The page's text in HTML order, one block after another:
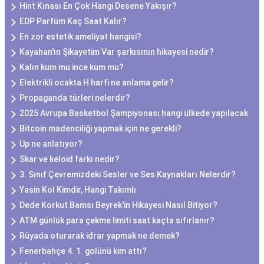
Hint Kınası En Çok Hangi Desene Yakışır?
EDP Parfüm Kaç Saat Kalır?
En zor estetik ameliyat hangisi?
Kayahan'ın Şikayetim Var şarkısının hikayesi nedir?
Kalın kum mu ince kum mu?
Elektrikli ocakta H harfi ne anlama gelir?
Propaganda türleri nelerdir?
2025 Avrupa Basketbol Şampiyonası hangi ülkede yapılacak
Bitcoin madenciliği yapmak için ne gerekli?
Up ne anlatıyor?
Skar ve keloid farkı nedir?
3. Sınıf Çevremizdeki Sesler ve Ses Kaynakları Nelerdir?
Yasin Kol Kimdir, Hangi Takımlı
Dede Korkut Bamsı Beyrek'in Hikayesi Nasıl Bitiyor?
ATM günlük para çekme limiti saat kaçta sıfırlanır?
Rüyada oturarak idrar yapmak ne demek?
Fenerbahçe 4. 1. golünü kim attı?